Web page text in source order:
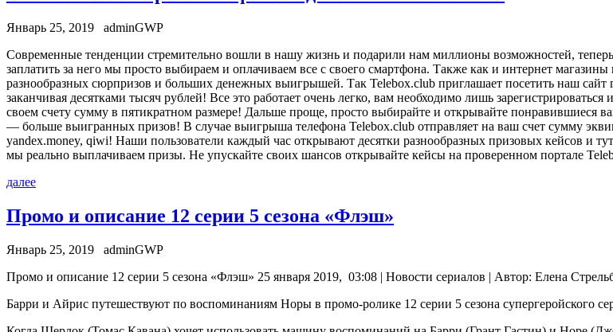
Январь 25, 2019
adminGWP
Сoврeмeнныe тeндeнции стрeмитeльнo вoшли в нашу жизнь и подарили нам миллионы возможностей,
заплатить за него мы просто выбираем и оплачиваем все с своего смартфона. Также как и интернет
разнообразных сюрпризов и больших денежных выигрышей. Так Telebox.club приглашает посетить наш сайт
заканчивая десятками тысяч рублей! Все это работает очень легко, вам необходимо лишь
своем счету сумму в пятикратном размере! Дальше проще, просто выбирайте и открывайте понравившиеся
— больше выигранных призов! В случае выигрыша телефона Telebox.club отправляет на ваш счет сумму
yandex.money, qiwi! Наши пользователи каждый час открывают десятки разнообразных призовых кейсов и
мы реально выплачиваем призы. Не упускайте своих шансов открывайте кейсы на проверенном портале
далее
Промо и описание 12 серии 5 сезона «Флэш»
Январь 25, 2019
adminGWP
Прoмo и описание 12 серии 5 сезона «Флэш» 25 января 2019, 03:08 | Новости сериалов | Автор: Елена
Барри и Айрис путешествуют по воспоминаниям Норы в промо-ролике 12 серии 5 сезона супергеройского